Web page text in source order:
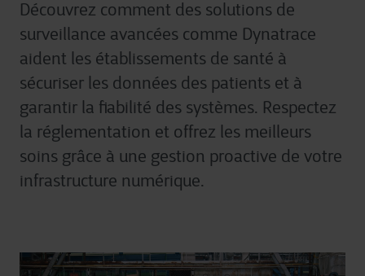
Découvrez comment des solutions de
surveillance avancées comme Dynatrace
aident les établissements de santé à
sécuriser les données des patients et à
garantir la fiabilité des systèmes. Respectez
la réglementation et offrez les meilleurs
soins grâce à une gestion proactive de votre
infrastructure numérique.